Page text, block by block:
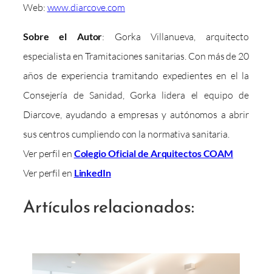
Web: www.diarcove.com
Sobre el Autor: Gorka Villanueva, arquitecto
especialista en Tramitaciones sanitarias. Con más de 20
años de experiencia tramitando expedientes en el la
Consejería de Sanidad, Gorka lidera el equipo de
Diarcove, ayudando a empresas y autónomos a abrir
sus centros cumpliendo con la normativa sanitaria.
Ver perfil en Colegio Oficial de Arquitectos COAM
Ver perfil en LinkedIn
Artículos relacionados: